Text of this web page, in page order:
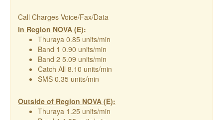
Call Charges Voice/Fax/Data
In Region NOVA (E):
Thuraya 0.85 units/min
Band 1 0.90 units/min
Band 2 5.09 units/min
Catch All 8.10 units/min
SMS 0.35 units/min
Outside of Region NOVA (E):
Thuraya 1.25 units/min